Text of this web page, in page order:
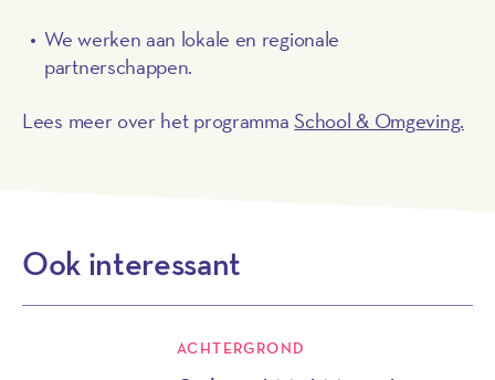
We werken aan lokale en regionale
partnerschappen.
Lees meer over het programmaSchool & Omgeving.
Ook interessant
ACHTERGROND